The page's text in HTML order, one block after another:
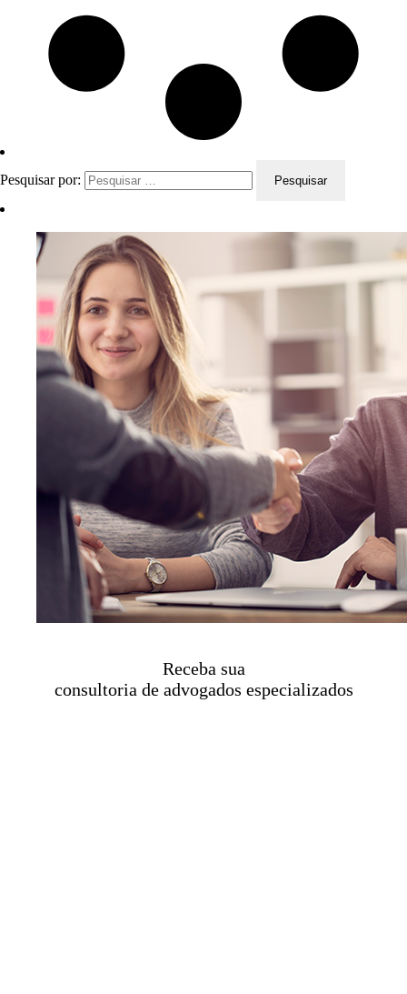
Pesquisar por:
Receba sua
consultoria de advogados especializados